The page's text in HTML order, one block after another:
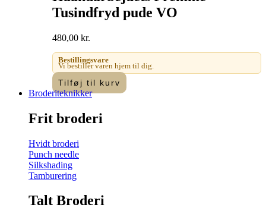
Tusindfryd pude VO
480,00 kr.
Bestillingsvare
Vi bestiller varen hjem til dig.
Tilføj til kurv
Broderiteknikker
Frit broderi
Hvidt broderi
Punch needle
Silkshading
Tamburering
Talt Broderi